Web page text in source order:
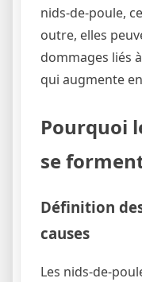
nids-de-poule,
outre, elles
dommages liés
qui augmente
Pourquoi
se
Définition
causes
Les nids-de-